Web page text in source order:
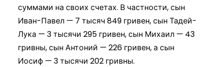
суммами на своих счетах. В частности, сын
Иван-Павел — 7 тысяч 849 гривен, сын Тадей-
Лука — 3 тысячи 295 гривен, сын Михаил — 43
гривны, сын Антоний — 226 гривен, а сын
Иосиф — 3 тысячи 202 гривны.